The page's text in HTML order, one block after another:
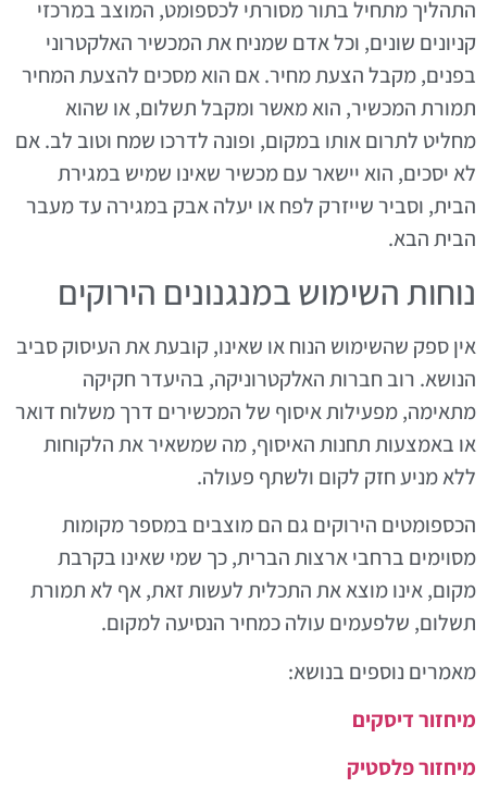
התהליך מתחיל בתור מסורתי לכספומט, המוצב במרכזי
קניונים שונים, וכל אדם שמניח את המכשיר האלקטרוני
בפנים, מקבל הצעת מחיר. אם הוא מסכים להצעת המחיר
תמורת המכשיר, הוא מאשר ומקבל תשלום, או שהוא
מחליט לתרום אותו במקום, ופונה לדרכו שמח וטוב לב. אם
לא יסכים, הוא יישאר עם מכשיר שאינו שמיש במגירת
הבית, וסביר שייזרק לפח או יעלה אבק במגירה עד מעבר
הבית הבא.
נוחות השימוש במנגנונים הירוקים
אין ספק שהשימוש הנוח או שאינו, קובעת את העיסוק סביב
הנושא. רוב חברות האלקטרוניקה, בהיעדר חקיקה
מתאימה, מפעילות איסוף של המכשירים דרך משלוח דואר
או באמצעות תחנות האיסוף, מה שמשאיר את הלקוחות
ללא מניע חזק לקום ולשתף פעולה.
הכספומטים הירוקים גם הם מוצבים במספר מקומות
מסוימים ברחבי ארצות הברית, כך שמי שאינו בקרבת
מקום, אינו מוצא את התכלית לעשות זאת, אף לא תמורת
תשלום, שלפעמים עולה כמחיר הנסיעה למקום.
מאמרים נוספים בנושא:
מיחזור דיסקים
מיחזור פלסטיק